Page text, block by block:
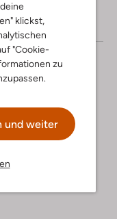
klickst,
"Cookie-
zu
und weiter
Stoff-Textil